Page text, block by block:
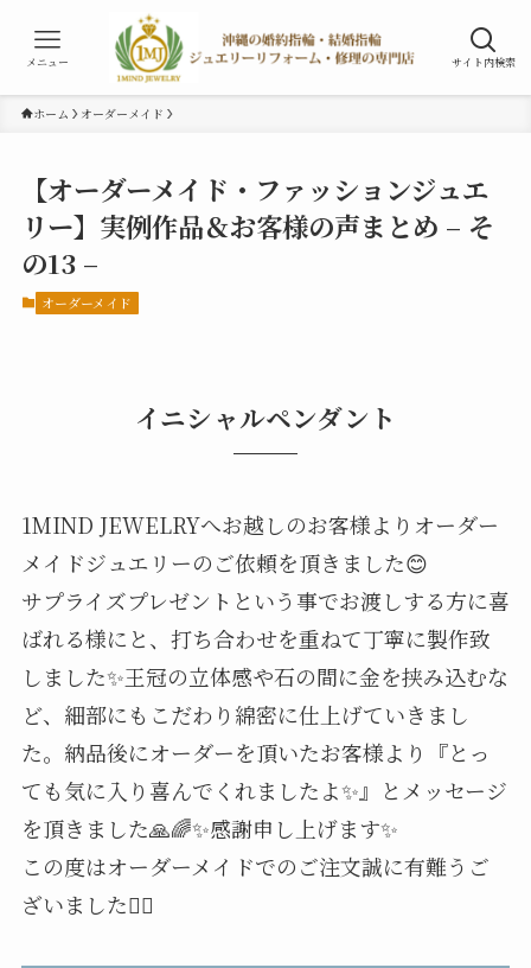
サイト内検索
メニュー
ホーム オーダーメイド
【オーダーメイド・ファッションジュエ
リー】実例作品＆お客様の声まとめ – そ
の13 –
オーダーメイド
イニシャルペンダント
1MIND JEWELRYへお越しのお客様よりオーダー
メイドジュエリーのご依頼を頂きました😊
サプライズプレゼントという事でお渡しする方に喜
ばれる様にと、打ち合わせを重ねて丁寧に製作致
しました✨王冠の立体感や石の間に金を挟み込むな
ど、細部にもこだわり綿密に仕上げていきまし
た。納品後にオーダーを頂いたお客様より『とっ
ても気に入り喜んでくれましたよ✨』とメッセージ
を頂きました🙏🌈✨感謝申し上げます✨
この度はオーダーメイドでのご注文誠に有難うご
ざいました🙇‍♂️